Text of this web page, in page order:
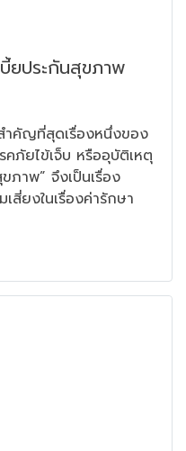
ยประกันสุขภาพ
ำคัญที่สุดเรื่องหนึ่งของ
คภัยไข้เจ็บ หรืออุบัติเหตุ
ภาพ” จึงเป็นเรื่อง
สี่ยงในเรื่องค่ารักษา